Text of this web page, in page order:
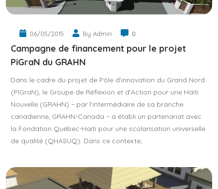
06/05/2015 By Admin 0
Campagne de financement pour le projet
PiGraN du GRAHN
Dans le cadre du projet de Pôle d’innovation du Grand Nord
(PIGraN), le Groupe de Réflexion et d’Action pour une Haïti
Nouvelle (GRAHN) − par l’intermédiaire de sa branche
canadienne, GRAHN-Canada − a établi un partenariat avec
la Fondation Québec-Haïti pour une scolarisation universelle
de qualité (QHASUQ). Dans ce contexte,